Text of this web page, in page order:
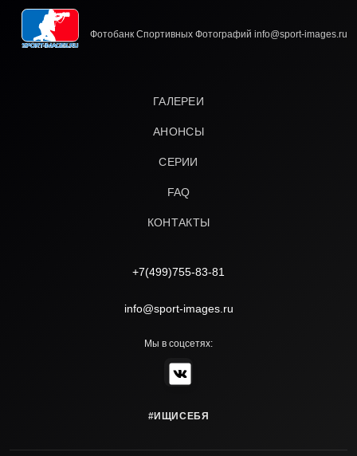
Фотобанк Спортивных Фотографий info@sport-images.ru
ГАЛЕРЕИ
АНОНСЫ
СЕРИИ
FAQ
КОНТАКТЫ
+7(499)755-83-81
info@sport-images.ru
Мы в соцсетях:
#ИЩИСЕБЯ